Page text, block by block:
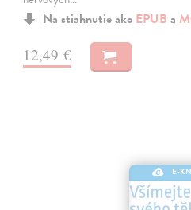
Na stiahnutie ako EPUB a
12,49 €
E-